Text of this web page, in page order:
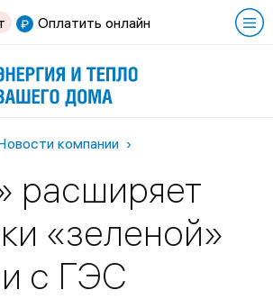
Оплатить онлайн
компании
расширяет
«зеленой»
с ГЭС